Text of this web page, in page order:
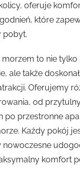
oferuje
które
pobyt.
morzem to nie
ale także
Oferujemy
od
po przestronne
Każdy pokój
komfort